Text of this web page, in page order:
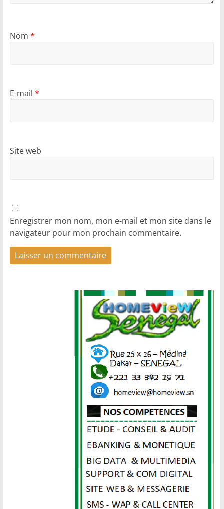
Nom *
E-mail *
Site web
Enregistrer mon nom, mon e-mail et mon site dans le
navigateur pour mon prochain commentaire.